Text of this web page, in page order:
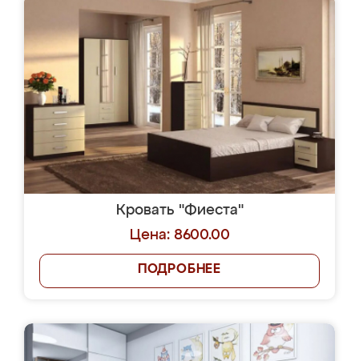
Кровать "Фиеста"
Цена: 8600.00
ПОДРОБНЕЕ